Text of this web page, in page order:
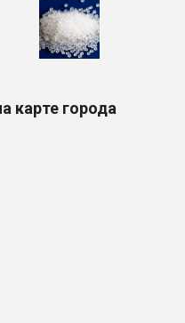
карте города